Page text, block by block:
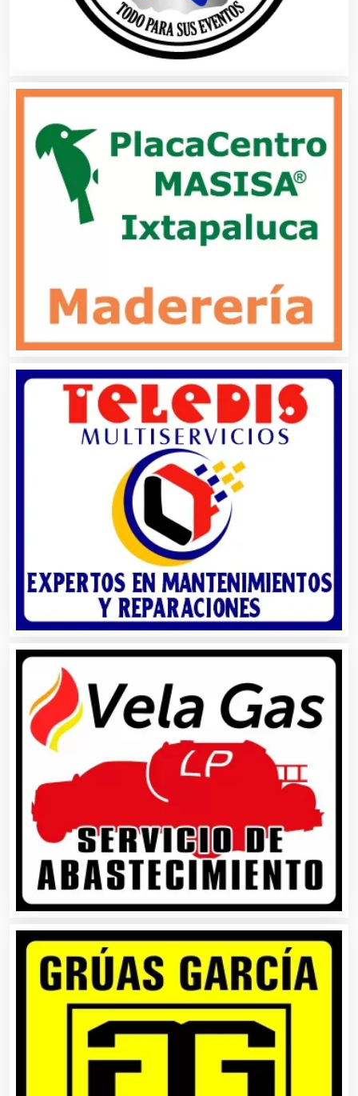
Artículos Publicitarios
Asesores Técnicos
Asesoría Fiscal
Asociaciones Civiles
Asociaciones Empresariales
Audio, Sonido e Iluminación
Audios para Eventos
Automatización
Automóviles Nuevos y Usados
Autopartes Eléctricas
Balnearios
Bancos
Banquetes
Bares y Cantinas